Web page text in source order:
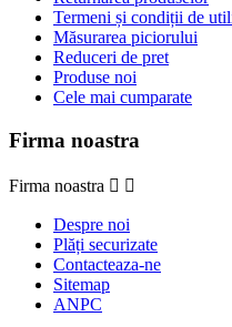
Termeni și condiții de
Măsurarea piciorului
Reduceri de pret
Produse noi
Cele mai cumparate
Firma noastra
Firma noastra  
Despre noi
Plăți securizate
Contacteaza-ne
Sitemap
ANPC